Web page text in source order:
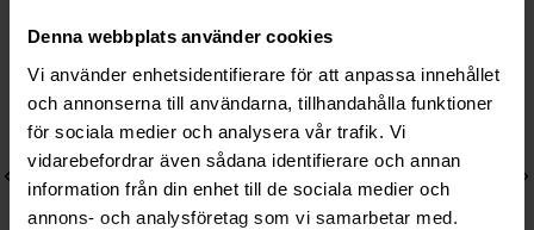
Denna webbplats använder cookies
Vi använder enhetsidentifierare för att anpassa innehållet
och annonserna till användarna, tillhandahålla funktioner
för sociala medier och analysera vår trafik. Vi
vidarebefordrar även sådana identifierare och annan
information från din enhet till de sociala medier och
annons- och analysföretag som vi samarbetar med.